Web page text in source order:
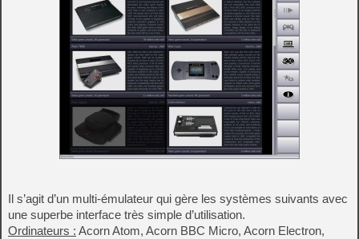
Il s’agit d’un multi-émulateur qui gère les systèmes suivants avec
une superbe interface très simple d’utilisation.
Ordinateurs : Acorn Atom, Acorn BBC Micro, Acorn Electron,